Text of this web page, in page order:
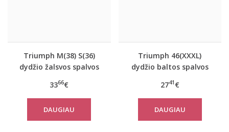
Triumph M(38) S(36)
dydžio žalsvos spalvos
marškinėliai women
move FLOW Tank Top
3366€
DAUGIAU
Triumph 46(XXXL)
dydžio baltos spalvos
marškinėliai Yselle
Basics Shirt03 2P
2741 €
DAUGIAU